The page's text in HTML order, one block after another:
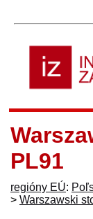
PL91
regióny EÚ:
> Warszawski